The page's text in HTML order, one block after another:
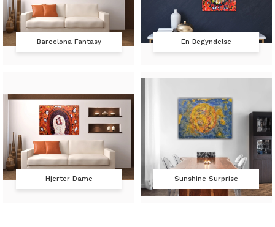
Barcelona Fantasy En Begyndelse
Hjerter Dame Sunshine Surprise